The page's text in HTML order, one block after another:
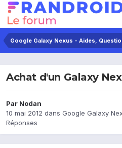
Google Galaxy Nexus - Aides,
Achat d'un Galaxy
Par Nodan
10 mai 2012 dans Google Galaxy
Réponses